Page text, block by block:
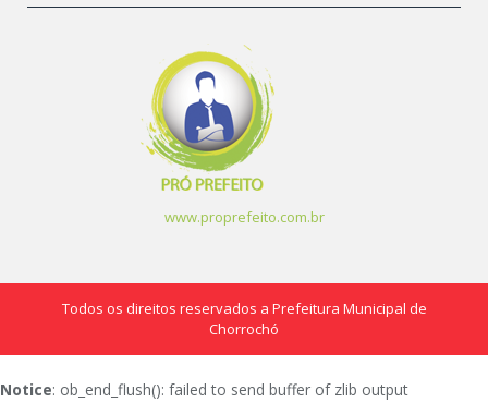
www.proprefeito.com.br
Todos os direitos reservados a Prefeitura Municipal de
Chorrochó
Notice: ob_end_flush(): failed to send buffer of zlib output